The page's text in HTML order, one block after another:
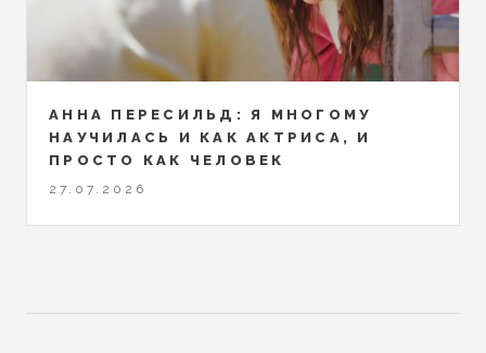
АННА ПЕРЕСИЛЬД: Я МНОГОМУ
НАУЧИЛАСЬ И КАК АКТРИСА, И
ПРОСТО КАК ЧЕЛОВЕК
27.07.2026